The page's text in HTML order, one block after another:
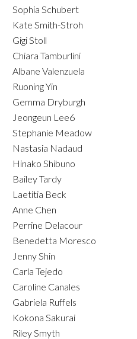
Sophia Schubert
Kate Smith-Stroh
Gigi Stoll
Chiara Tamburlini
Albane Valenzuela
Ruoning Yin
Gemma Dryburgh
Jeongeun Lee6
Stephanie Meadow
Nastasia Nadaud
Hinako Shibuno
Bailey Tardy
Laetitia Beck
Anne Chen
Perrine Delacour
Benedetta Moresco
Jenny Shin
Carla Tejedo
Caroline Canales
Gabriela Ruffels
Kokona Sakurai
Riley Smyth